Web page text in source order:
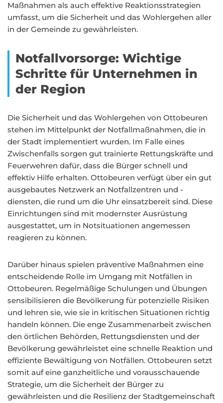
Maßnahmen als auch effektive Reaktionsstrategien
umfasst, um die Sicherheit und das Wohlergehen aller
in der Gemeinde zu gewährleisten.
Notfallvorsorge: Wichtige
Schritte für Unternehmen in
der Region
Die Sicherheit und das Wohlergehen von Ottobeuren
stehen im Mittelpunkt der Notfallmaßnahmen, die in
der Stadt implementiert wurden. Im Falle eines
Zwischenfalls sorgen gut trainierte Rettungskräfte und
Feuerwehren dafür, dass die Bürger schnell und
effektiv Hilfe erhalten. Ottobeuren verfügt über ein gut
ausgebautes Netzwerk an Notfallzentren und -
diensten, die rund um die Uhr einsatzbereit sind. Diese
Einrichtungen sind mit modernster Ausrüstung
ausgestattet, um in Notsituationen angemessen
reagieren zu können.
Darüber hinaus spielen präventive Maßnahmen eine
entscheidende Rolle im Umgang mit Notfällen in
Ottobeuren. Regelmäßige Schulungen und Übungen
sensibilisieren die Bevölkerung für potenzielle Risiken
und lehren sie, wie sie in kritischen Situationen richtig
handeln können. Die enge Zusammenarbeit zwischen
den örtlichen Behörden, Rettungsdiensten und der
Bevölkerung gewährleistet eine schnelle Reaktion und
effiziente Bewältigung von Notfällen. Ottobeuren setzt
somit auf eine ganzheitliche und vorausschauende
Strategie, um die Sicherheit der Bürger zu
gewährleisten und die Resilienz der Stadtgemeinschaft